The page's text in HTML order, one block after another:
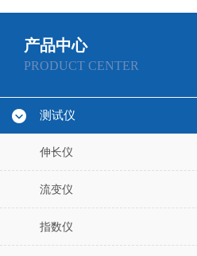
产品中心
PRODUCT CENTER
测试仪
伸长仪
流变仪
指数仪